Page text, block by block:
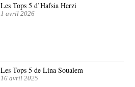
Les Tops 5 d’Hafsia Herzi
1 avril 2026
Les Tops 5 de Lina Soualem
16 avril 2025